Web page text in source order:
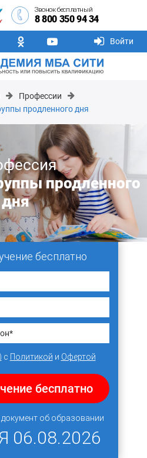
Звонок бесплатный
8 800 350 94 34
Войти
Профессии
продленного дня
продленного
дня
бесплатно
с Политикой и Офертой
бесплатно
об образовании
06.08.2026